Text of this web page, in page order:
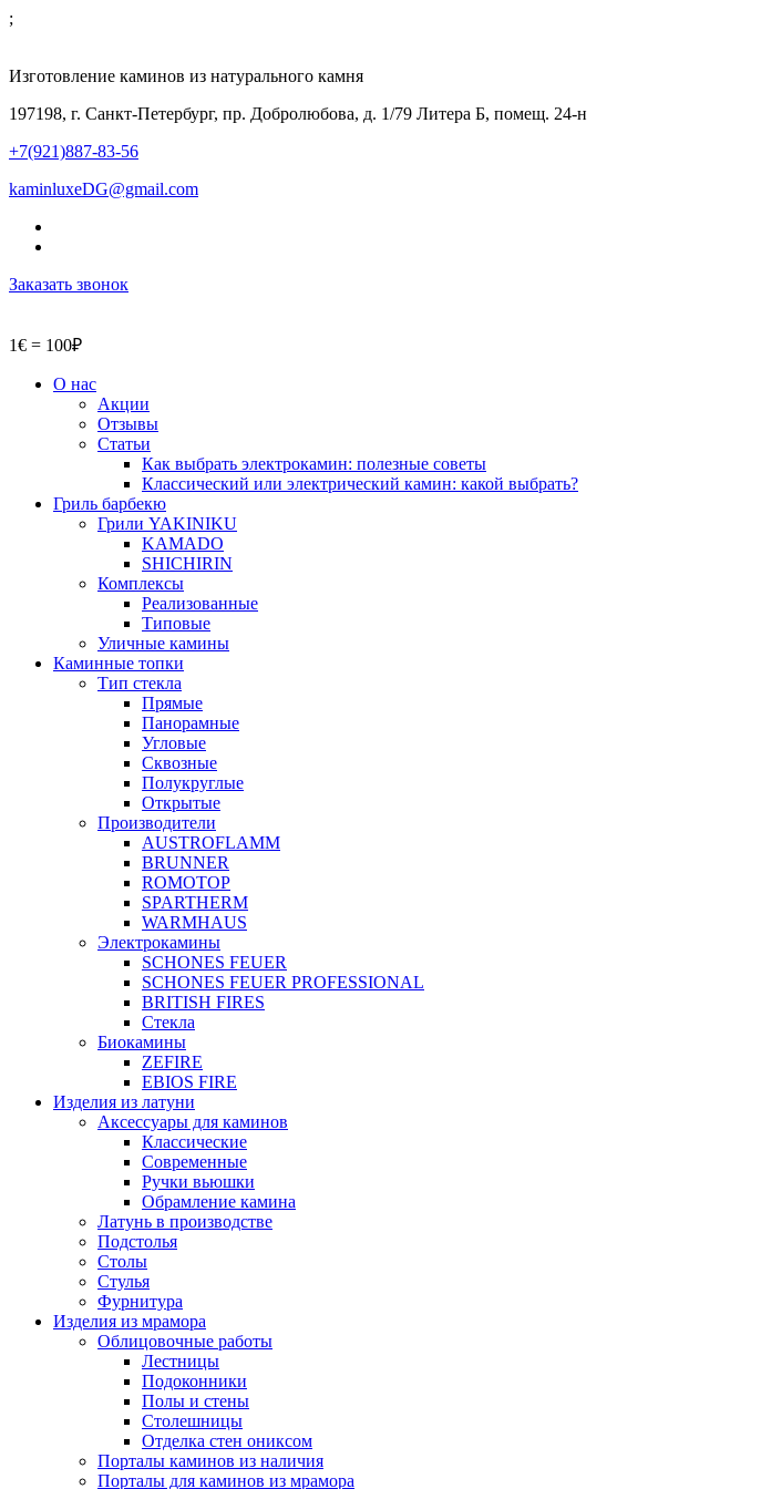
;
Изготовление каминов из натурального камня
197198, г. Санкт-Петербург, пр. Добролюбова, д. 1/79 Литера Б, помещ. 24-н
+7(921)887-83-56
kaminluxeDG@gmail.com
Заказать звонок
1€ = 100₽
О нас
Акции
Отзывы
Статьи
Как выбрать электрокамин: полезные советы
Классический или электрический камин: какой выбрать?
Гриль барбекю
Грили YAKINIKU
KAMADO
SHICHIRIN
Комплексы
Реализованные
Типовые
Уличные камины
Каминные топки
Тип стекла
Прямые
Панорамные
Угловые
Сквозные
Полукруглые
Открытые
Производители
AUSTROFLAMM
BRUNNER
ROMOTOP
SPARTHERM
WARMHAUS
Электрокамины
SCHONES FEUER
SCHONES FEUER PROFESSIONAL
BRITISH FIRES
Стекла
Биокамины
ZEFIRE
EBIOS FIRE
Изделия из латуни
Аксессуары для каминов
Классические
Современные
Ручки вьюшки
Обрамление камина
Латунь в производстве
Подстолья
Столы
Стулья
Фурнитура
Изделия из мрамора
Облицовочные работы
Лестницы
Подоконники
Полы и стены
Столешницы
Отделка стен ониксом
Порталы каминов из наличия
Порталы для каминов из мрамора